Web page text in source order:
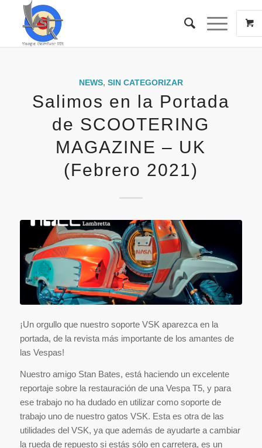
NEWS, SIN CATEGORIZAR
Salimos en la Portada
de SCOOTERING
MAGAZINE – UK
(Febrero 2021)
¡Un orgullo que nuestro soporte VSK aparezca en la
portada, de la revista más importante de los amantes de
las Vespas!
Nuestro amigo Stan Bates, está haciendo un excelente
reportaje sobre la restauración de una Vespa T5, y para
ese trabajo no ha dudado en utilizar como soporte de
trabajo uno de nuestro gatos VSK. Esta es otra de las
utilidades del VSK, ya que además de ayudarte a cambiar
la rueda de repuesto si estás sólo en carretera, es un